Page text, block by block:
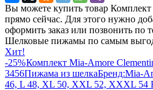
Вы можете купить товар
прямо сейчас. Для этого нужно
оформить заказ или позвонить по
Шелковые пижамы по самым
Хит!
-25%Комплект Mia-Amore
3456Пижама из шелкаБренд:Mia-
46, L 48, XL 50, XXL 52, XXXL 54